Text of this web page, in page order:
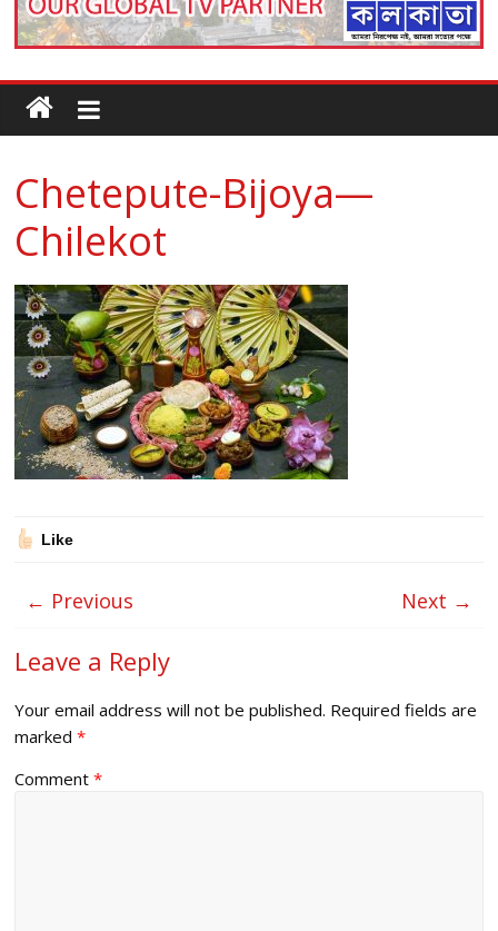
Chetepute-Bijoya—
Chilekot
Like
← Previous Next →
Leave a Reply
Your email address will not be published. Required fields are
marked*
Comment*